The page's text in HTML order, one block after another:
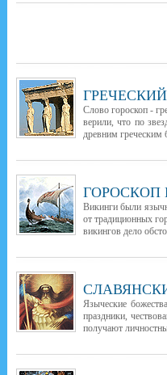
Слово гороскоп -
верили, что по
древним греческим
ГОРОСКОП
Викинги были
от традиционных
викингов дело
Языческие
праздники,
получают